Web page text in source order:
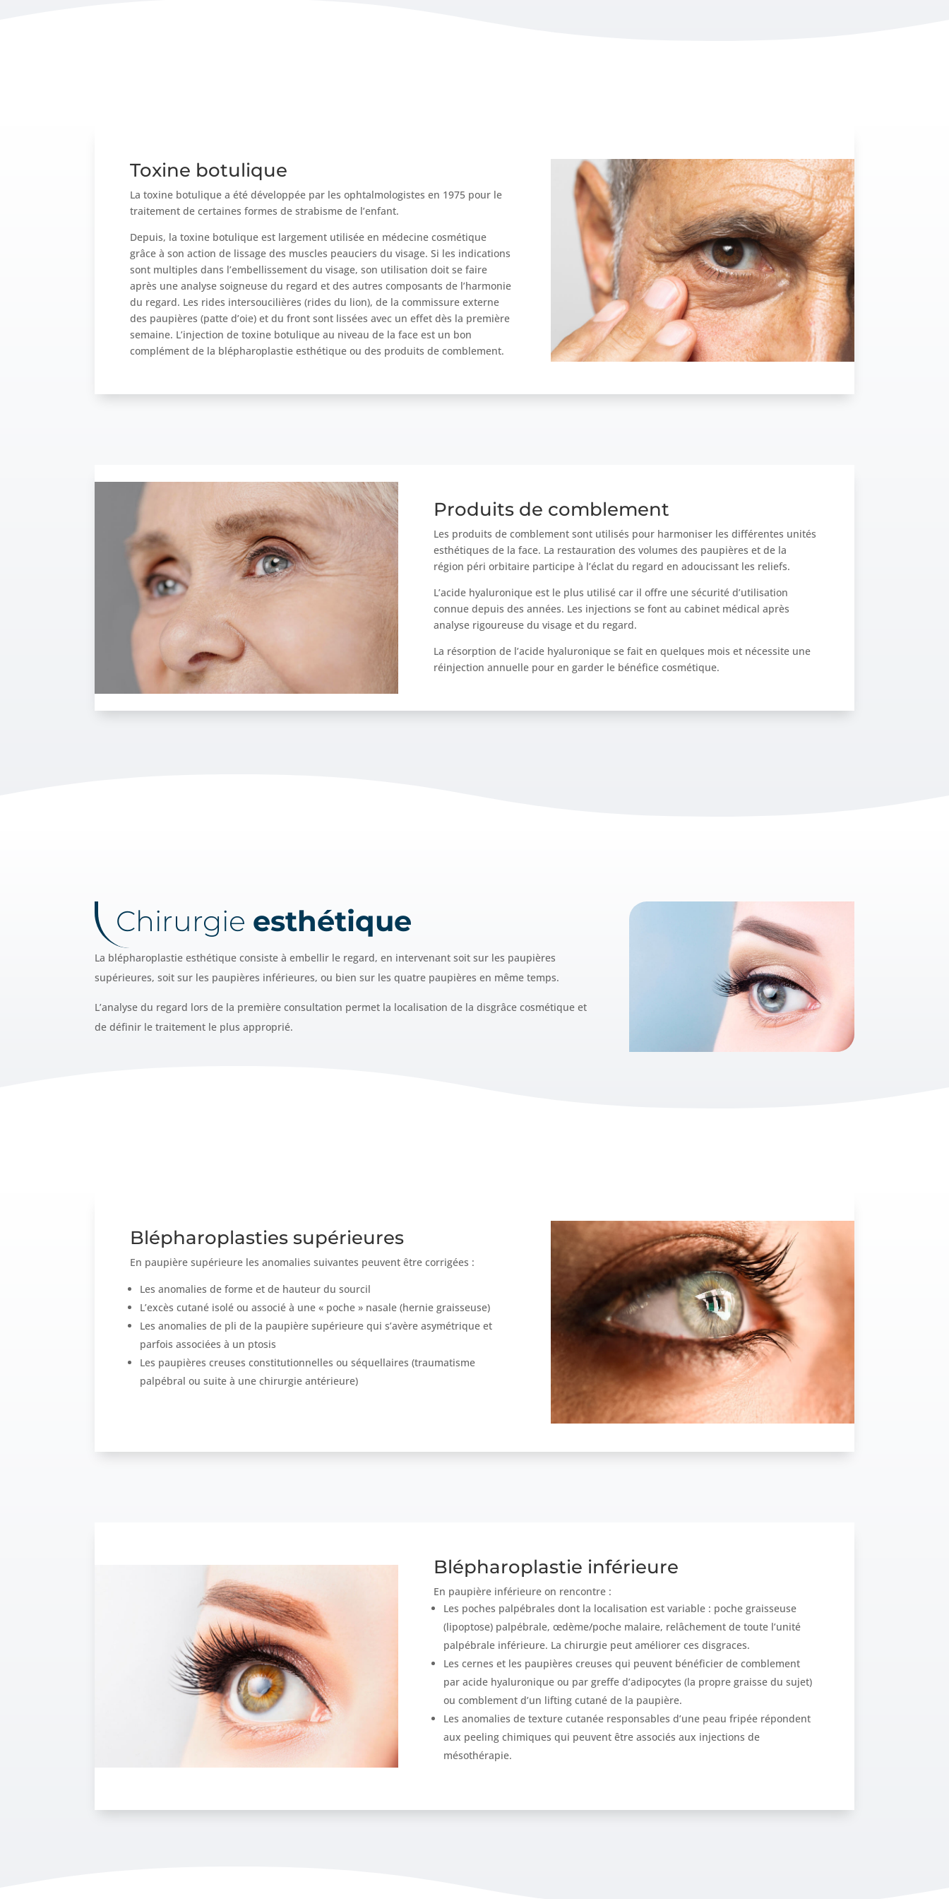
Toxine botulique
La toxine botulique a été développée par les ophtalmologistes en 1975 pour le
traitement de certaines formes de strabisme de l’enfant.
Depuis, la toxine botulique est largement utilisée en médecine cosmétique
grâce à son action de lissage des muscles peauciers du visage. Si les indications
sont multiples dans l’embellissement du visage, son utilisation doit se faire
après une analyse soigneuse du regard et des autres composants de l’harmonie
du regard. Les rides intersoucilières (rides du lion), de la commissure externe
des paupières (patte d’oie) et du front sont lissées avec un effet dès la première
semaine. L’injection de toxine botulique au niveau de la face est un bon
complément de la blépharoplastie esthétique ou des produits de comblement.
Produits de comblement
Les produits de comblement sont utilisés pour harmoniser les différentes unités
esthétiques de la face. La restauration des volumes des paupières et de la
région péri orbitaire participe à l’éclat du regard en adoucissant les reliefs.
L’acide hyaluronique est le plus utilisé car il offre une sécurité d’utilisation
connue depuis des années. Les injections se font au cabinet médical après
analyse rigoureuse du visage et du regard.
La résorption de l’acide hyaluronique se fait en quelques mois et nécessite une
réinjection annuelle pour en garder le bénéfice cosmétique.
Chirurgie esthétique
La blépharoplastie esthétique consiste à embellir le regard, en intervenant soit sur les paupières
supérieures, soit sur les paupières inférieures, ou bien sur les quatre paupières en même temps.
L’analyse du regard lors de la première consultation permet la localisation de la disgrâce cosmétique et
de définir le traitement le plus approprié.
Blépharoplasties supérieures
En paupière supérieure les anomalies suivantes peuvent être corrigées :
Les anomalies de forme et de hauteur du sourcil
L’excès cutané isolé ou associé à une « poche » nasale (hernie graisseuse)
Les anomalies de pli de la paupière supérieure qui s’avère asymétrique et
parfois associées à un ptosis
Les paupières creuses constitutionnelles ou séquellaires (traumatisme
palpébral ou suite à une chirurgie antérieure)
Blépharoplastie inférieure
En paupière inférieure on rencontre :
Les poches palpébrales dont la localisation est variable : poche graisseuse
(lipoptose) palpébrale, œdème/poche malaire, relâchement de toute l’unité
palpébrale inférieure. La chirurgie peut améliorer ces disgraces.
Les cernes et les paupières creuses qui peuvent bénéficier de comblement
par acide hyaluronique ou par greffe d’adipocytes (la propre graisse du sujet)
ou comblement d’un lifting cutané de la paupière.
Les anomalies de texture cutanée responsables d’une peau fripée répondent
aux peeling chimiques qui peuvent être associés aux injections de
mésothérapie.